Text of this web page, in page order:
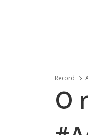
Record
O